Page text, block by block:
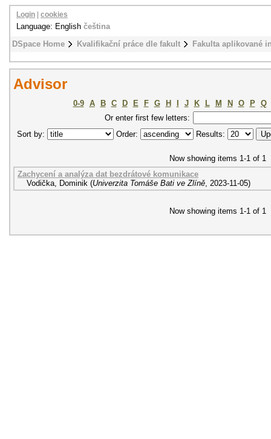
DSpace Home Kvalifikační práce dle fakult Fakulta aplikované
Login cookies
Language: English čeština
Advisor
0-9 A B C D E F G H J K L M N O P
Q
Or enter first few letters:
Sort by:
Order: Results:
Now showing items 1-1 of 1
Zachycení a analýza dat bezdrátové komunikace
Vodička, Dominik (Univerzita Tomáše Bati ve Zlíně, 2023-11-05)
Now showing items 1-1 of 1